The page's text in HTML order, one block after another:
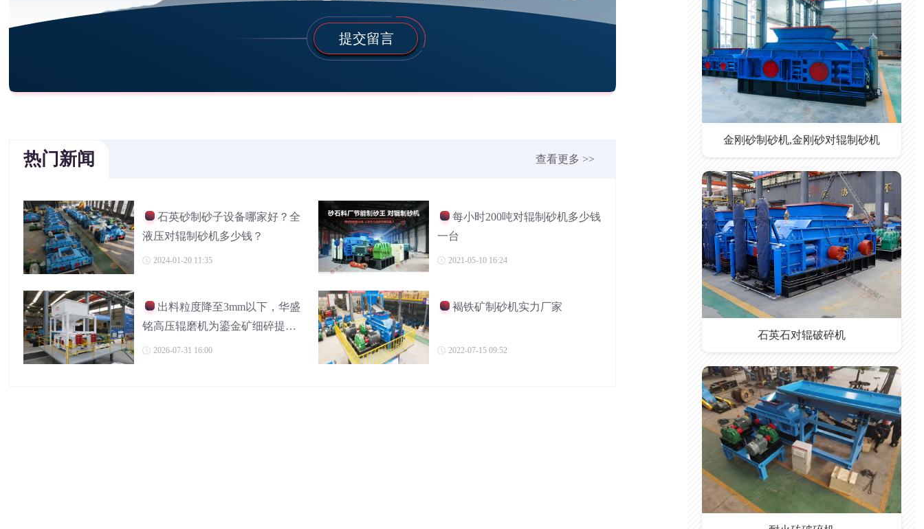
提交留言
热门新闻 查看更多 >>
石英砂制砂子设备哪家好？全
液压对辊制砂机多少钱？
2024-01-20 11:35
每小时200吨对辊制砂机多少钱
一台
2021-05-10 16:24
出料粒度降至3mm以下，华盛
铭高压辊磨机为鎏金矿细碎提产
开路2026-07-31 16:00
褐铁矿制砂机实力厂家
2022-07-15 09:52
金刚砂制砂机,金刚砂对辊制砂机
石英石对辊破碎机